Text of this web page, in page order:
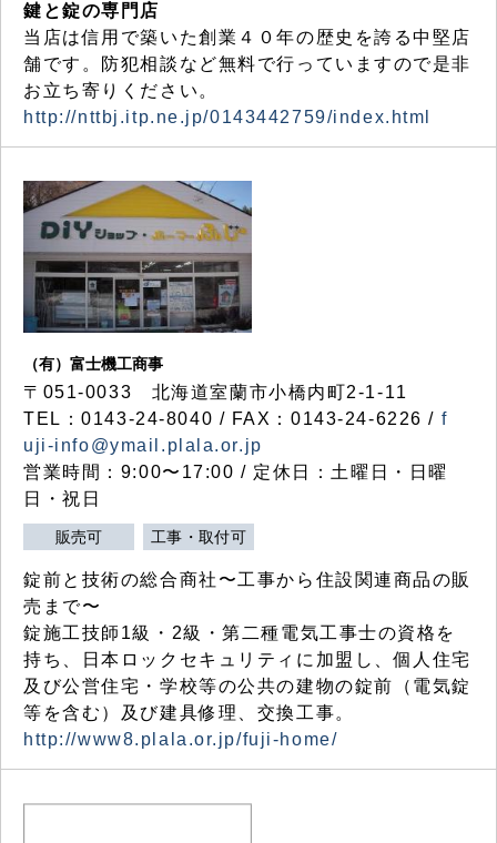
鍵と錠の専門店
当店は信用で築いた創業４０年の歴史を誇る中堅店
舗です。防犯相談など無料で行っていますので是非
お立ち寄りください。
http://nttbj.itp.ne.jp/0143442759/index.html
（有）富士機工商事
〒051-0033 北海道室蘭市小橋内町2-1-11
TEL：0143-24-8040 / FAX：0143-24-6226 / f
uji-info@ymail.plala.or.jp
営業時間：9:00〜17:00 / 定休日：土曜日・日曜
日・祝日
販売可 工事・取付可
錠前と技術の総合商社〜工事から住設関連商品の販
売まで〜
錠施工技師1級・2級・第二種電気工事士の資格を
持ち、日本ロックセキュリティに加盟し、個人住宅
及び公営住宅・学校等の公共の建物の錠前（電気錠
等を含む）及び建具修理、交換工事。
http://www8.plala.or.jp/fuji-home/